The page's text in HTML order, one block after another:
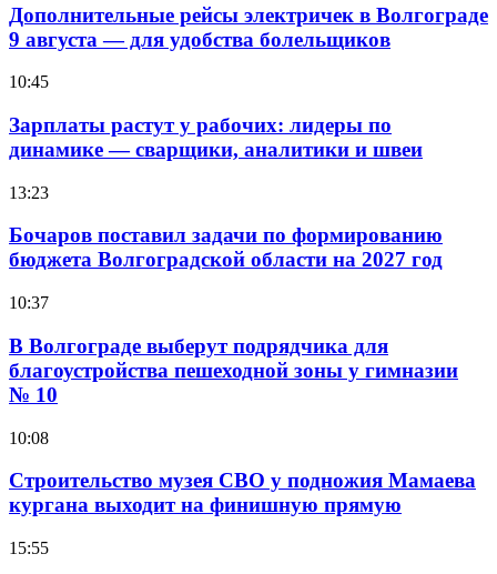
Дополнительные рейсы электричек в Волгограде
9 августа — для удобства болельщиков
10:45
Зарплаты растут у рабочих: лидеры по
динамике — сварщики, аналитики и швеи
13:23
Бочаров поставил задачи по формированию
бюджета Волгоградской области на 2027 год
10:37
В Волгограде выберут подрядчика для
благоустройства пешеходной зоны у гимназии
№ 10
10:08
Строительство музея СВО у подножия Мамаева
кургана выходит на финишную прямую
15:55